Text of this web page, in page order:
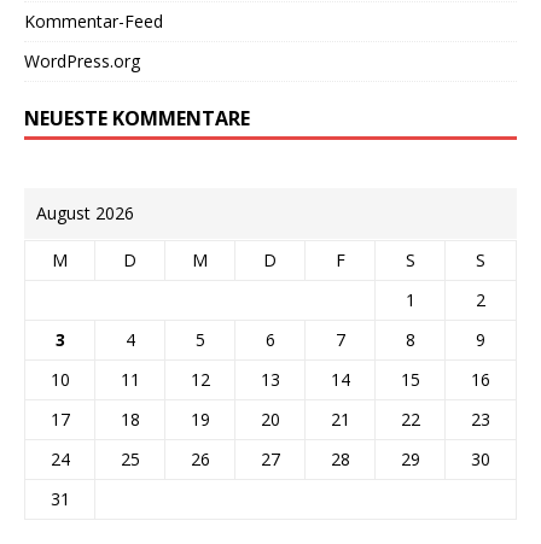
Kommentar-Feed
WordPress.org
NEUESTE KOMMENTARE
August 2026
M D M D F S
S
1
2
3
4 5 6 7 8
9
10
11 12 13 14 15
16
17
18 19 20 21 22
23
24
25 26 27 28 29
30
31